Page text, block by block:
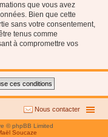
que vous avez
Bien que cette
sans votre consentement,
tenus comme
à compromettre vos
Nous contacter
© phpBB Limited
Soucaze